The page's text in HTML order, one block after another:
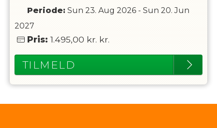
Periode: Sun 23. Aug 2026- Sun 20. Jun
2027
Pris: 1.495,00 kr. kr.
TILMELD